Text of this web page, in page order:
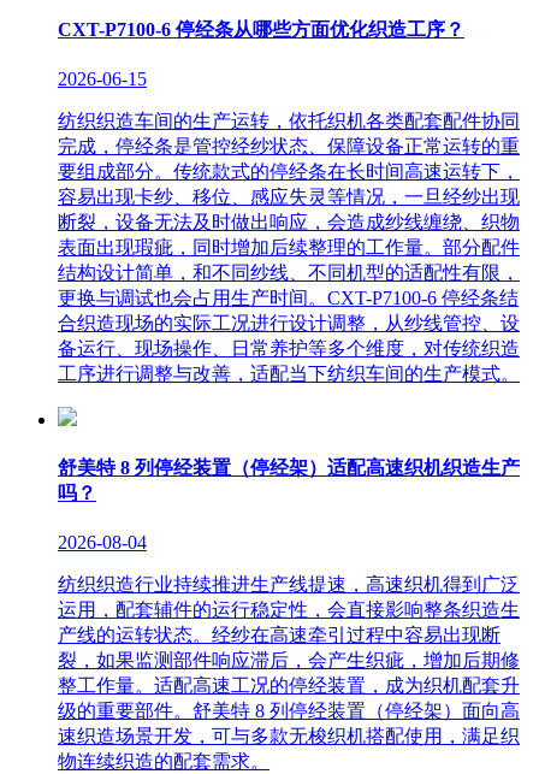
CXT-P7100-6 停经条从哪些方面优化织造工序？
2026-06-15
纺织织造车间的生产运转，依托织机各类配套配件协同
完成，停经条是管控经纱状态、保障设备正常运转的重
要组成部分。传统款式的停经条在长时间高速运转下，
容易出现卡纱、移位、感应失灵等情况，一旦经纱出现
断裂，设备无法及时做出响应，会造成纱线缠绕、织物
表面出现瑕疵，同时增加后续整理的工作量。部分配件
结构设计简单，和不同纱线、不同机型的适配性有限，
更换与调试也会占用生产时间。CXT-P7100-6 停经条结
合织造现场的实际工况进行设计调整，从纱线管控、设
备运行、现场操作、日常养护等多个维度，对传统织造
工序进行调整与改善，适配当下纺织车间的生产模式。
舒美特 8 列停经装置（停经架）适配高速织机织造生产
吗？
2026-08-04
纺织织造行业持续推进生产线提速，高速织机得到广泛
运用，配套辅件的运行稳定性，会直接影响整条织造生
产线的运转状态。经纱在高速牵引过程中容易出现断
裂，如果监测部件响应滞后，会产生织疵，增加后期修
整工作量。适配高速工况的停经装置，成为织机配套升
级的重要部件。舒美特 8 列停经装置（停经架）面向高
速织造场景开发，可与多款无梭织机搭配使用，满足织
物连续织造的配套需求。